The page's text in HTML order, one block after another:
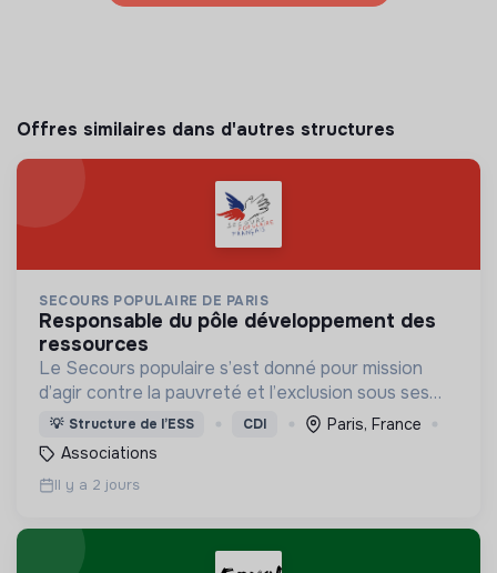
Offres similaires dans d'autres structures
SECOURS POPULAIRE DE PARIS
responsable du pôle développement des
ressources
Le Secours populaire s’est donné pour mission
d’agir contre la pauvreté et l’exclusion sous ses
formes, en France et dans le monde.
💡 Structure de l’ESS CDI
Paris, France
Associations
Il y a 2 jours